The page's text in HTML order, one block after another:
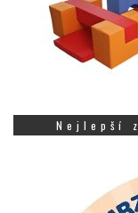
Nejlepší